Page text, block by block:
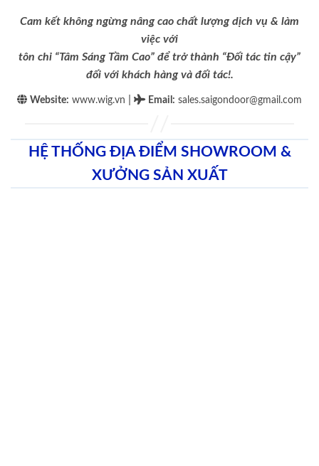
Cam kết không ngừng nâng cao chất lượng dịch vụ & làm
việc với
tôn chỉ “Tâm Sáng Tầm Cao” để trở thành “Đối tác tin cậy”
đối với khách hàng và đối tác!.
Website: www.wig.vn Email : sales.saigondoor@gmail.com
HỆ THỐNG ĐỊA ĐIỂM SHOWROOM &
XƯỞNG SẢN XUẤT